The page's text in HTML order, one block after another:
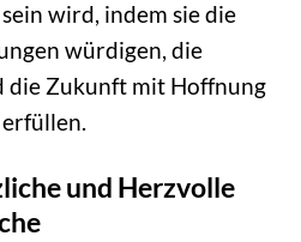
wird, indem sie die
würdigen, die
die Zukunft mit Hoffnung
und Herzvolle